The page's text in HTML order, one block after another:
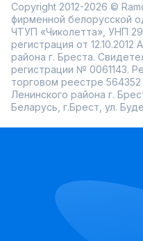
Copyright 2012-2026 ©
фирменной белорусской
ЧТУП «Чиколетта», УНП
регистрация от
района г. Бреста.
регистрации № 0061143.
торговом реестре
Ленинского района г.
Беларусь, г.Брест, ул.